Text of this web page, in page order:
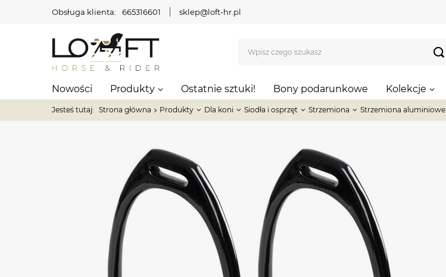
Obsługa klienta: 665316601 sklep@loft-hr.pl
Nowości Produkty Ostatnie sztuki! Bony podarunkowe Kolekcje
Jesteś tutaj: Strona główna Produkty Dla koni Siodła i osprzęt Strzemiona Strzemiona aluminiowe